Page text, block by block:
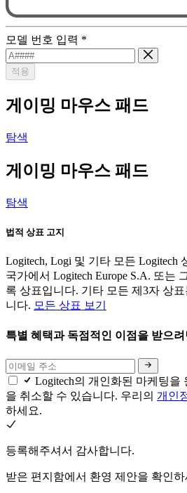
모델 번호 입력 *
적용
게이밍 마우스 패드
탐색
게이밍 마우스 패드
탐색
법적 상표 고지
Logitech, Logi 및 기타 모든 Logitech
국가에서 Logitech Europe S.A. 또는
록 상표입니다. 기타 모든 제3자 상
니다. 모든 상표 보기
특별 혜택과 독점적인 이점을 받으
Logitech의 개인화된 마케팅을
을 취소할 수 있습니다. 우리의 개인
하세요.
등록해주셔서 감사합니다.
받은 편지함에서 환영 제안을 확인하